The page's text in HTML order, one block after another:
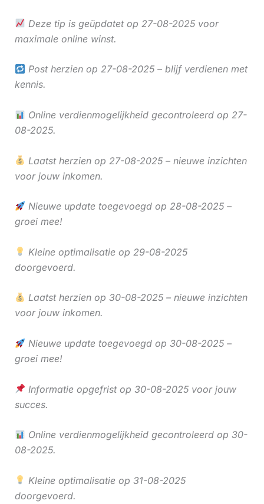
Deze tip is geüpdatet op 27-08-2025 voor
maximale online winst.
Post herzien op 27-08-2025 – blijf verdienen met
kennis.
Online verdienmogelijkheid gecontroleerd op 27-
08-2025.
Laatst herzien op 27-08-2025 – nieuwe inzichten
voor jouw inkomen.
Nieuwe update toegevoegd op 28-08-2025 –
groei mee!
Kleine optimalisatie op 29-08-2025
doorgevoerd.
Laatst herzien op 30-08-2025 – nieuwe inzichten
voor jouw inkomen.
Nieuwe update toegevoegd op 30-08-2025 –
groei mee!
Informatie opgefrist op 30-08-2025 voor jouw
succes.
Online verdienmogelijkheid gecontroleerd op 30-
08-2025.
Kleine optimalisatie op 31-08-2025
doorgevoerd.